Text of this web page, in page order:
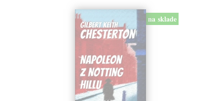
na sklade